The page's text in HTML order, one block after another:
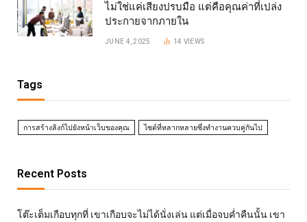
ไม่ใช่แค่เสียงปรบมือ แต่คือคุณค่าที่เปล่ง
ประกายจากภายใน
JUNE 4, 2025 14 VIEWS
Tags
การสร้างลิงก์ไปยังหน้าเว็บของคุณ ไซต์ที่หลากหลายซึ่งทำงานควบคู่กันไป
Recent Posts
โต๊ะเต็มเกือบทุกที่ เขาเกือบจะไม่ได้นั่งเล่น แต่เมื่อจบค่ำคืนนั้น เขา